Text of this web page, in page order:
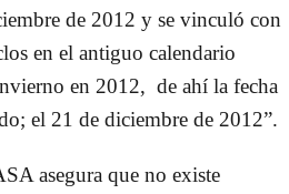
de 2012 y se vinculó con
en el antiguo calendario
en 2012, de ahí la fecha
el 21 de diciembre de 2012”.
asegura que no existe